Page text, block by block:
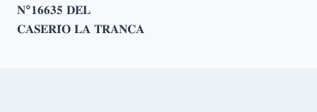
𝐍°𝟏𝟔𝟔𝟑𝟓 𝐃𝐄𝐋
𝐂𝐀𝐒𝐄𝐑𝐈́𝐎 𝐋𝐀 𝐓𝐑𝐀𝐍𝐂𝐀